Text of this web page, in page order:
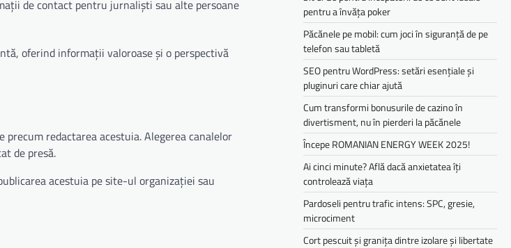
de contact pentru jurnaliști sau alte persoane
oferind informații valoroase și o perspectivă
redactarea acestuia. Alegerea canalelor
de presă.
acestuia pe site-ul organizației sau
pentru a învăța poker
Păcănele pe mobil: cum joci în siguranță de pe
telefon sau tabletă
SEO pentru WordPress: setări esențiale și
pluginuri care chiar ajută
Cum transformi bonusurile de cazino în
divertisment, nu în pierderi la păcănele
Începe ROMANIAN ENERGY WEEK 2025!
Ai cinci minute? Află dacă anxietatea îți
controlează viața
Pardoseli pentru trafic intens: SPC, gresie,
microciment
Cort pescuit și granița dintre izolare și libertate